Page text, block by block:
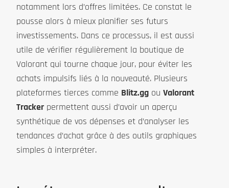
notamment lors d’offres limitées. Ce constat le
pousse alors à mieux planifier ses futurs
investissements. Dans ce processus, il est aussi
utile de vérifier régulièrement la boutique de
Valorant qui tourne chaque jour, pour éviter les
achats impulsifs liés à la nouveauté. Plusieurs
plateformes tierces comme Blitz.gg ou Valorant
Tracker permettent aussi d’avoir un aperçu
synthétique de vos dépenses et d’analyser les
tendances d’achat grâce à des outils graphiques
simples à interpréter.